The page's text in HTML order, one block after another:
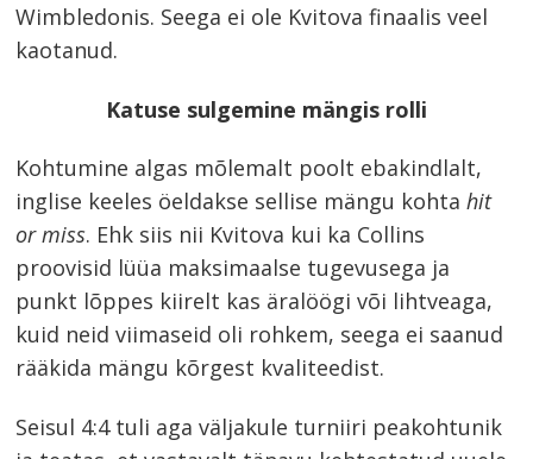
Wimbledonis. Seega ei ole Kvitova finaalis veel
kaotanud.
Katuse sulgemine mängis rolli
Kohtumine algas mõlemalt poolt ebakindlalt,
inglise keeles öeldakse sellise mängu kohtahit
or miss. Ehk siis nii Kvitova kui ka Collins
proovisid lüüa maksimaalse tugevusega ja
punkt lõppes kiirelt kas äralöögi või lihtveaga,
kuid neid viimaseid oli rohkem, seega ei saanud
rääkida mängu kõrgest kvaliteedist.
Seisul 4:4 tuli aga väljakule turniiri peakohtunik